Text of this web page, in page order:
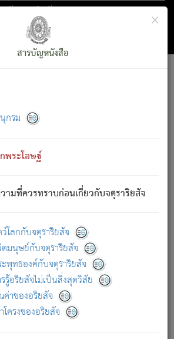
กับจตุราริยสัจ
สารบัญ×
สารบัญหนังสือ
กรม
พระโอษฐ์
มที่ควรทราบก่อนเกี่ยวกับจตุราริยสัจ
โลกกับจตุราริยสัจ
มนุษย์กับจตุราริยสัจ
พุทธองค์กับจตุราริยสัจ
อริยสัจไม่เป็นสิ่งสุดวิสัย
าของอริยสัจ
ครงของอริยสัจ
มเดือดร้อนแล้ว มีผัสสะบังหน้า
ความเป็นประการใด แต่สิ่งนั้นย่อมเป็น
ระการอื่นจากที่เขาสำคัญนั้น
ในภพ ถูกภพบังหน้าแล้ว มีภพโดยความ
เป็นอยู่จริง) จึงได้เพลิดเพลินยิ่งนักในภพ
กในสิ่งใด สิ่งนั้นเป็นภัย (ที่เขาไม่รู้จัก)
เป็นทุกข์
คลย่อมประพฤติ ก็เพื่อการละขาดซึ่ง
เหล่าใด กล่าวความหลุดพ้นจากภพว่า
าวว่า สมณะหรือพราหมณ์ทั้งปวงนั้น
.